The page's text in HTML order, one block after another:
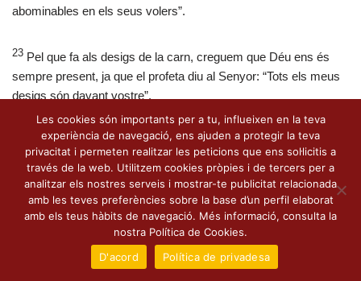
abominables en els seus volers”.
23 Pel que fa als desigs de la carn, creguem que Déu ens és
sempre present, ja que el profeta diu al Senyor: “Tots els meus
desigs són davant vostre”.
Les cookies són importants per a tu, influeixen en la teva
experiència de navegació, ens ajuden a protegir la teva
privacitat i permeten realitzar les peticions que ens sol·licitis a
través de la web. Utilitzem cookies pròpies i de tercers per a
analitzar els nostres serveis i mostrar-te publicitat relacionada
amb les teves preferències sobre la base d’un perfil elaborat
amb els teus hàbits de navegació. Més informació, consulta la
nostra Política de Cookies.
D'acord
Política de privadesa